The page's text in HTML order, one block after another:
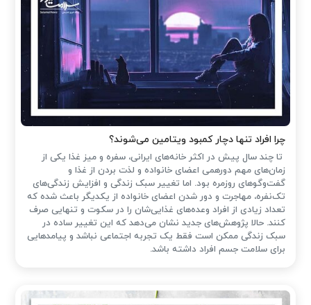
چرا افراد تنها دچار کمبود ویتامین می‌شوند؟
تا چند سال پیش در اکثر خانه‌های ایرانی، سفره و میز غذا یکی از
زمان‌های مهم دورهمی اعضای خانواده و لذت بردن از غذا و
گفت‌وگوهای روزمره بود. اما تغییر سبک زندگی و افزایش زندگی‌های
تک‌نفره، مهاجرت و دور شدن اعضای خانواده از یکدیگر باعث شده که
تعداد زیادی از افراد وعده‌های غذایی‌شان را در سکوت و تنهایی صرف
کنند. حالا پژوهش‌های جدید نشان می‌دهد که این تغییر ساده در
سبک زندگی ممکن است فقط یک تجربه اجتماعی نباشد و پیامدهایی
برای سلامت جسم افراد داشته باشد.